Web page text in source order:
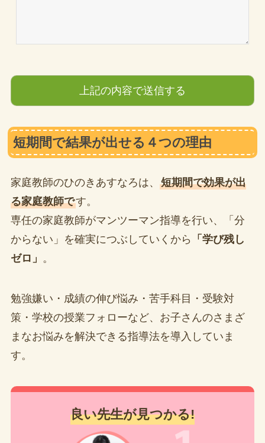
短期間で結果が出せる４つの理由
家庭教師のひのきあすなろは、 短期間で効果が出
る家庭教師です。
専任の家庭教師がマンツーマン指導を行い、「分
からない」を確実につぶしていくから
「学び残し
ゼロ」 。
勉強嫌い・成績の伸び悩み・苦手科目・受験対
策・学校の授業フォローなど、お子さんのさまざ
まなお悩みを解決できる指導法を導入していま
す。
良い先生が見つかる!